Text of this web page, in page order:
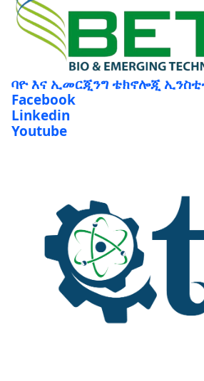
ባዮ እና ኢመርጂንግ ቴክኖሎጂ
Facebook
Linkedin
Youtube